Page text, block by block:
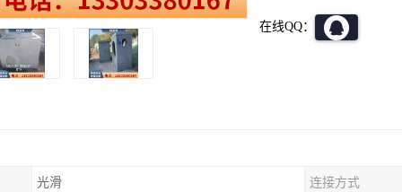
在线QQ：
光滑 连接方式